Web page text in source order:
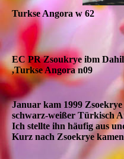
Turkse Angora w 62
EC PR Zsoukrye ibm Dahil
,Turkse Angora n09
Januar kam 1999
schwarz-weißer Türkisch
Ich stellte ihn häufig aus
Kurz nach Zsoekrye